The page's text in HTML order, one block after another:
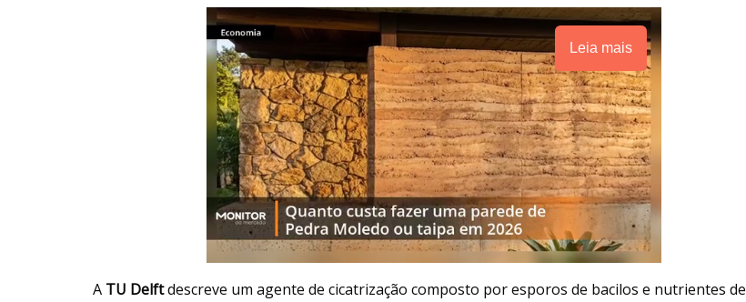
Leia mais
A TU Delftdescreve um agente de cicatrização composto por esporos de bacilos e nutrientes de